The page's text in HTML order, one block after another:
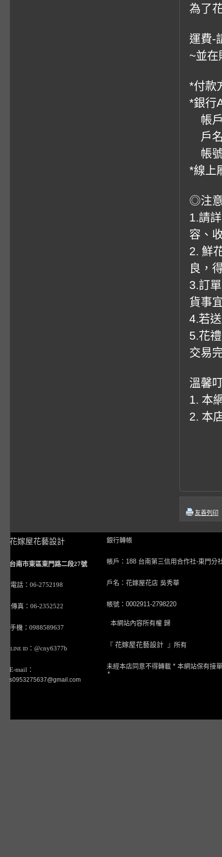
為了
運費-
~並在
*付款
*銀行
帳戶
戶
帳
*線上
◎注
1.請
容、
2. 鮮
良，
3.訂
貨事
4.若
5.花
交易
溫馨
1. 本
2. 本
友善列印
花嫁屋花藝設計
台南市東區東門路二段27號
電話：06-2752198
傳真：06-2352522
手機：0988589637
LINE ID ：@cny6377b
E-mail：
s0953275637@gmail.com
銀行轉帳
帳戶：188 台南第三信用合作社-東門分
戶名：花嫁屋花店 吳秀華
帳號：0002911-2798220
本網站內容所有權 歸
『 花嫁屋花藝設計 』所有
未經本店同意不得轉載 * 本網站保有接
*